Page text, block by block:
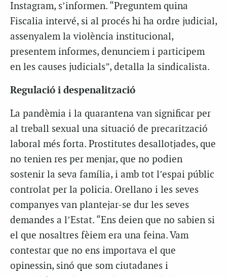
Instagram, s’informen. “Preguntem quina
Fiscalia intervé, si al procés hi ha ordre judicial,
assenyalem la violència institucional,
presentem informes, denunciem i participem
en les causes judicials”, detalla la sindicalista.
Regulació i despenalització
La pandèmia i la quarantena van significar per
al treball sexual una situació de precarització
laboral més forta. Prostitutes desallotjades, que
no tenien res per menjar, que no podien
sostenir la seva família, i amb tot l’espai públic
controlat per la policia. Orellano i les seves
companyes van plantejar-se dur les seves
demandes a l’Estat. “Ens deien que no sabien si
el que nosaltres fèiem era una feina. Vam
contestar que no ens importava el que
opinessin, sinó que som ciutadanes i